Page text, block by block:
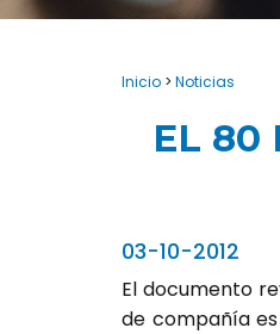
Inicio > Noticias
EL 80
03-10-2012
El documento
de compañía